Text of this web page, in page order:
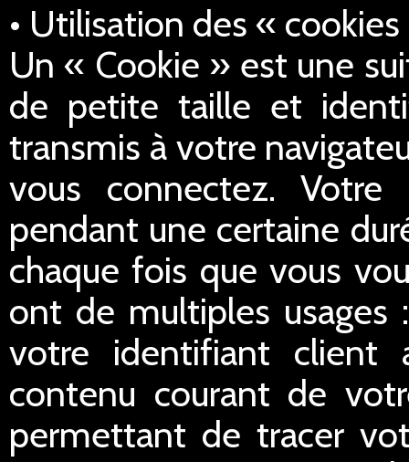
• Utilisation des «
Un « Cookie » est une
de petite taille et
transmis à votre
vous connectez. Votre
pendant une certaine
chaque fois que vous
ont de multiples usages
votre identifiant client
contenu courant de
permettant de tracer